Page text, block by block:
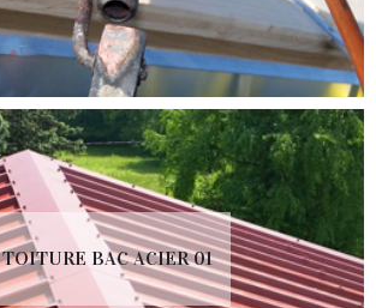
TOITURE BAC ACIER 01